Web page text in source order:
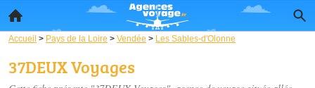
Accueil > Pays de la Loire > Vendée > Les Sables-d'Olonne
37DEUX Voyages